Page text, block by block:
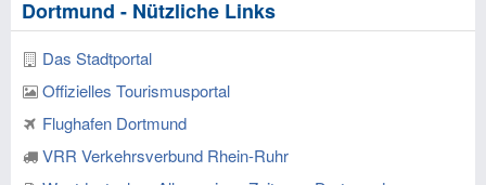
Dortmund - Nützliche Links
Das Stadtportal
Offizielles Tourismusportal
Flughafen Dortmund
VRR Verkehrsverbund Rhein-Ruhr